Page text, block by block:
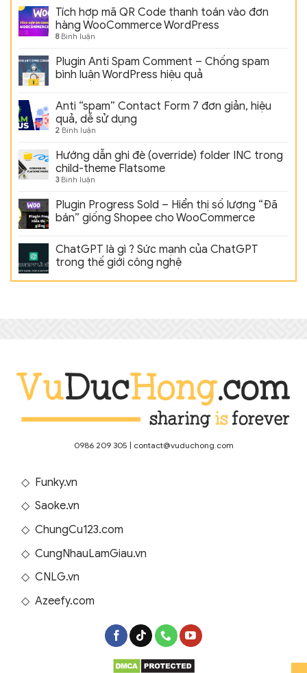
Tích hợp mã QR Code thanh toán vào đơn
hàng WooCommerce WordPress
8Bình luận
Plugin Anti Spam Comment – Chống spam
bình luận WordPress hiệu quả
Anti “spam” Contact Form 7 đơn giản, hiệu
quả, dễ sử dụng
2 Bình luận
Hướng dẫn ghi đè (override) folder INC trong
child-theme Flatsome
3Bình luận
Plugin Progress Sold – Hiển thị số lượng “Đã
bán” giống Shopee cho WooCommerce
ChatGPT là gì ? Sức mạnh của ChatGPT
trong thế giới công nghệ
0986 209 305 | contact@vuduchong.com
◇ Funky.vn
◇ Saoke.vn
◇ ChungCu123.com
◇ CungNhauLamGiau.vn
◇ CNLG.vn
◇ Azeefy.com